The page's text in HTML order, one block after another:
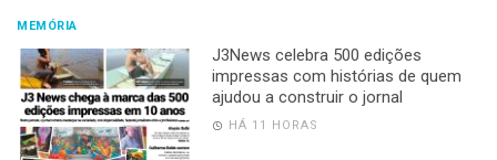
MEMÓRIA
J3News celebra 500 edições
impressas com histórias de quem
ajudou a construir o jornal
HÁ 11 HORAS